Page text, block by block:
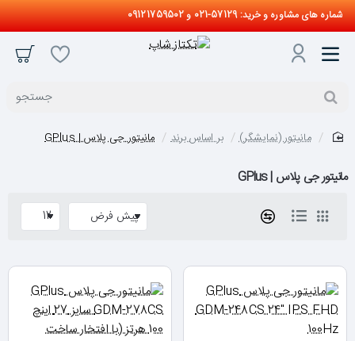
شماره های مشاوره و خرید: 57129-021 و 09121759502
جستجو
مانیتور (نمایشگر) بر اساس برند مانیتور جی پلاس | GPlus
مانیتور جی پلاس | GPlus